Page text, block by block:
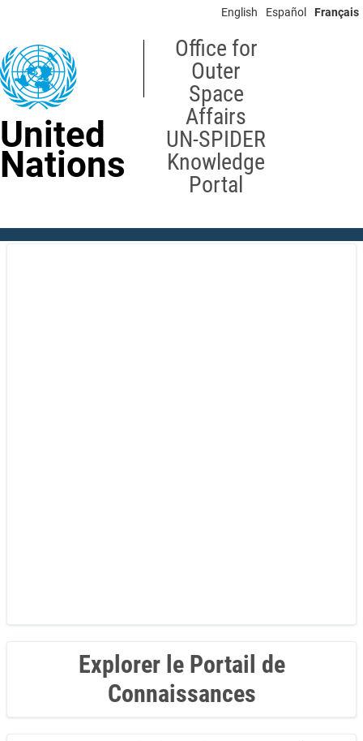
content
English Español Français
United
Nations
Office for
Outer
Space
Affairs
UN-SPIDER
Knowledge
Portal
Explorer le Portail de
Connaissances